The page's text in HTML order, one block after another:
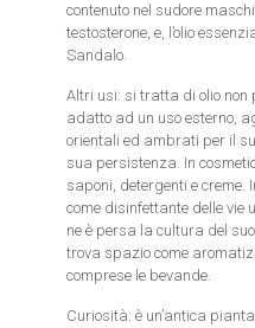
contenuto nel sudore
testosterone, e, l’olio
Sandalo.
Altri usi: si tratta di olio non
adatto ad un uso esterno,
orientali ed ambrati per il
sua persistenza. In
saponi, detergenti e
come disinfettante delle vie
ne è persa la cultura del
trova spazio come
comprese le bevande.
Curiosità: è un’antica